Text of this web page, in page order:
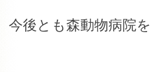
今後とも森動物病院